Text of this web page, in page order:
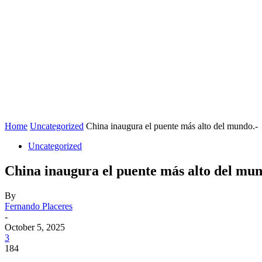
Home Uncategorized China inaugura el puente más alto del mundo.-
Uncategorized
China inaugura el puente más alto del
By
Fernando Placeres
-
October 5, 2025
3
184